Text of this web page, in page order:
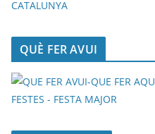
QUÈ FER AVUI